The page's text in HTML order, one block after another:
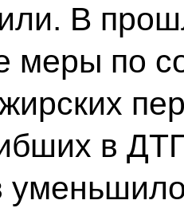
В
меры по
в